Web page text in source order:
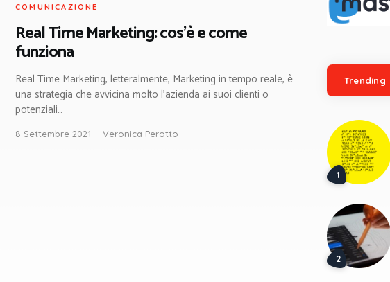
COMUNICAZIONE
Real Time Marketing: cos’è e come
funziona
Real Time Marketing, letteralmente, Marketing in tempo reale, è
una strategia che avvicina molto l’azienda ai suoi clienti o
potenziali…
8 Settembre 2021 Veronica Perotto
Trending